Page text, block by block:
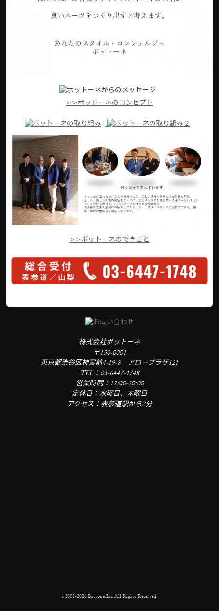
>>ボットーネのコンセプト
>>ボットーネのできごと
株式会社ボットーネ
〒150-0001
東京都渋谷区神宮前4-19-8 アロープラザ121
TEL：03-6447-1748
営業時間：12:00-20:00
定休日：水曜日、木曜日
アクセス：表参道駅から2分
c 2008-2026 Bottone.Inc All Rights Reserved.